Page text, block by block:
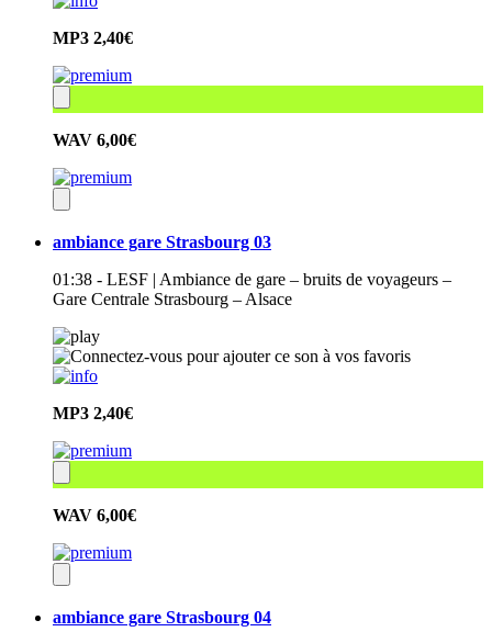
MP3 2,40€
WAV 6,00€
ambiance gare Strasbourg 03
01:38 - LESF | Ambiance de gare – bruits de voyageurs –
Gare Centrale Strasbourg – Alsace
MP3 2,40€
WAV 6,00€
ambiance gare Strasbourg 04